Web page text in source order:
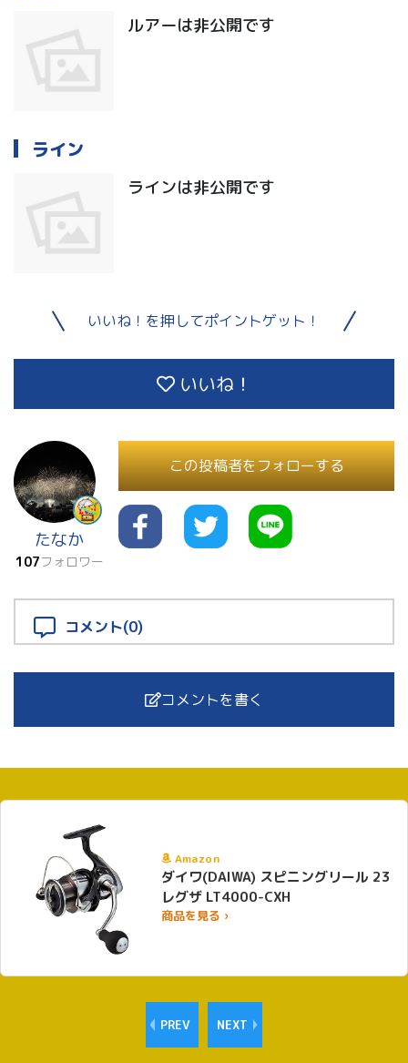
ルアーは非公開です
ライン
ラインは非公開です
いいね！を押してポイントゲット！
いいね！
たなか
107フォロワー
この投稿者をフォローする
コメント(0)
コメントを書く
Amazon
ダイワ(DAIWA) スピニングリール 23
レグザ LT4000-CXH
商品を見る ›
PREV NEXT